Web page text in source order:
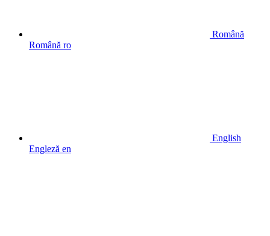
Română
Română ro
English
Engleză en